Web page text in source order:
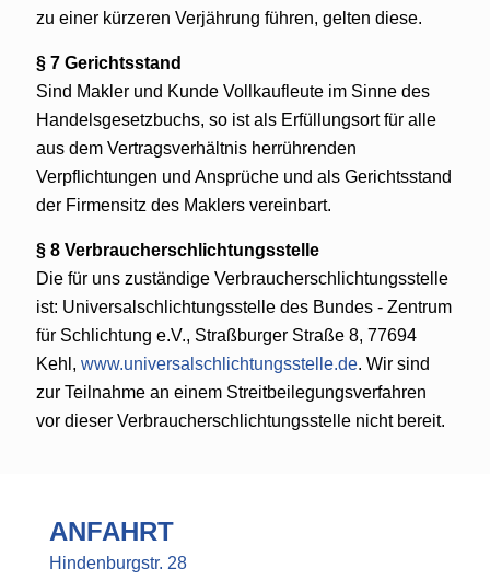
zu einer kürzeren Verjährung führen, gelten diese.
§ 7 Gerichtsstand
Sind Makler und Kunde Vollkaufleute im Sinne des
Handelsgesetzbuchs, so ist als Erfüllungsort für alle
aus dem Vertragsverhältnis herrührenden
Verpflichtungen und Ansprüche und als Gerichtsstand
der Firmensitz des Maklers vereinbart.
§ 8 Verbraucherschlichtungsstelle
Die für uns zuständige Verbraucherschlichtungsstelle
ist: Universalschlichtungsstelle des Bundes - Zentrum
für Schlichtung e.V., Straßburger Straße 8, 77694
Kehl, www.universalschlichtungsstelle.de. Wir sind
zur Teilnahme an einem Streitbeilegungsverfahren
vor dieser Verbraucherschlichtungsstelle nicht bereit.
ANFAHRT
Hindenburgstr. 28